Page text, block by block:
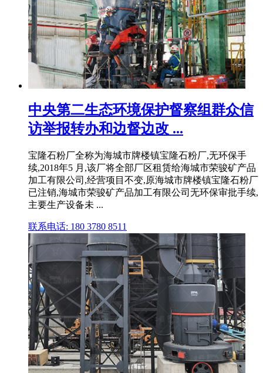
中央第二生态环境保护督察组群众信
访举报转办和边督边改 ...
宝隆石粉厂全称为海城市牌楼镇宝隆石粉厂,无环保手
续,2018年5 月,该厂将全部厂区租赁给海城市荣骏矿产品
加工有限公司,经营项目不变,原海城市牌楼镇宝隆石粉厂
已注销,海城市荣骏矿产品加工有限公司无环保审批手续,
主要生产设备未 ...
联系电话: 180 3780 8511